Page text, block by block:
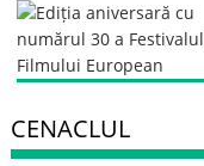
CENACLUL